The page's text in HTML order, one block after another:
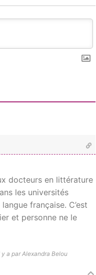
docteurs en littérature
les universités
française. C’est
et personne ne le
a par Alexandra Belou